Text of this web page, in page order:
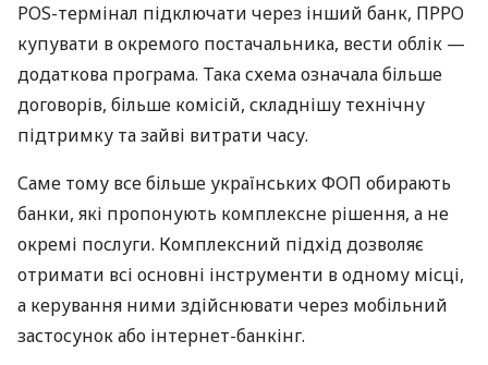
POS-термінал підключати через інший банк, ПРРО
купувати в окремого постачальника, вести облік —
додаткова програма. Така схема означала більше
договорів, більше комісій, складнішу технічну
підтримку та зайві витрати часу.
Саме тому все більше українських ФОП обирають
банки, які пропонують комплексне рішення, а не
окремі послуги. Комплексний підхід дозволяє
отримати всі основні інструменти в одному місці,
а керування ними здійснювати через мобільний
застосунок або інтернет-банкінг.